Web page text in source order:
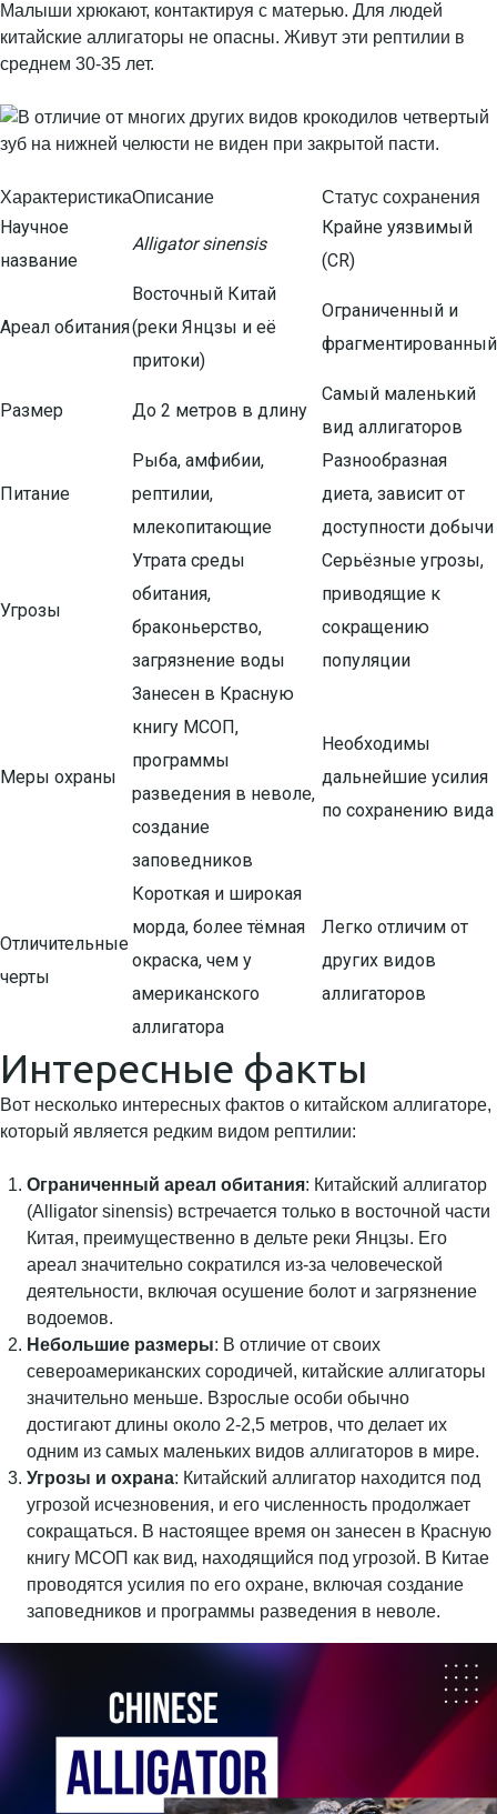
Малыши хрюкают, контактируя с матерью. Для людей
китайские аллигаторы не опасны. Живут эти рептилии в
среднем 30-35 лет.
ХарактеристикаОписание Статус сохранения
Научное
название
Alligator sinensis
Крайне уязвимый
(CR)
Ареал обитания
Восточный Китай
(реки Янцзы и её
притоки)
Ограниченный и
фрагментированный
Размер До 2 метров в длину
Самый маленький
вид аллигаторов
Питание
Рыба, амфибии,
рептилии,
млекопитающие
Разнообразная
диета, зависит от
доступности добычи
Угрозы
Утрата среды
обитания,
браконьерство,
загрязнение воды
Серьёзные угрозы,
приводящие к
сокращению
популяции
Меры охраны
Занесен в Красную
книгу МСОП,
программы
разведения в неволе,
создание
заповедников
Необходимы
дальнейшие усилия
по сохранению вида
Отличительные
черты
Короткая и широкая
морда, более тёмная
окраска, чем у
американского
аллигатора
Легко отличим от
других видов
аллигаторов
Интересные факты
Вот несколько интересных фактов о китайском аллигаторе,
который является редким видом рептилии:
Ограниченный ареал обитания: Китайский аллигатор
(Alligator sinensis) встречается только в восточной части
Китая, преимущественно в дельте реки Янцзы. Его
ареал значительно сократился из-за человеческой
деятельности, включая осушение болот и загрязнение
водоемов.
Небольшие размеры: В отличие от своих
североамериканских сородичей, китайские аллигаторы
значительно меньше. Взрослые особи обычно
достигают длины около 2-2,5 метров, что делает их
одним из самых маленьких видов аллигаторов в мире.
Угрозы и охрана: Китайский аллигатор находится под
угрозой исчезновения, и его численность продолжает
сокращаться. В настоящее время он занесен в Красную
книгу МСОП как вид, находящийся под угрозой. В Китае
проводятся усилия по его охране, включая создание
заповедников и программы разведения в неволе.